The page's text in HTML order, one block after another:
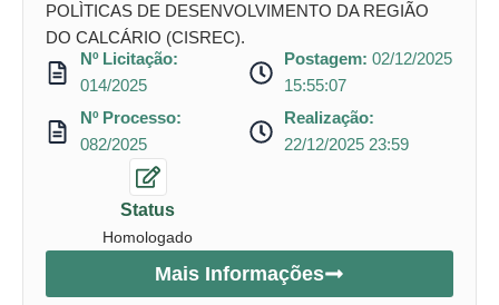
POLÌTICAS DE DESENVOLVIMENTO DA REGIÃO
DO CALCÁRIO (CISREC).
Nº Licitação:
014/2025
Nº Processo:
082/2025
Postagem: 02/12/2025
15:55:07
Realização:
22/12/2025 23:59
Status
Homologado
Mais Informações